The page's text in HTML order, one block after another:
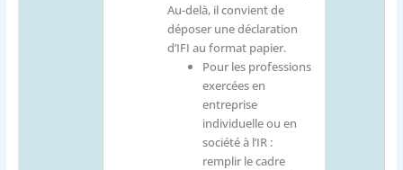
Au-delà, il convient de
déposer une déclaration
d’IFI au format papier.
Pour les professions
exercées en
entreprise
individuelle ou en
société à l’IR :
remplir le cadre